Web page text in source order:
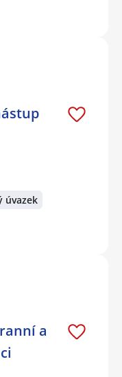
úvazek
a